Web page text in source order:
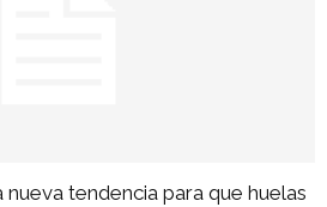
tendencia para que huelas